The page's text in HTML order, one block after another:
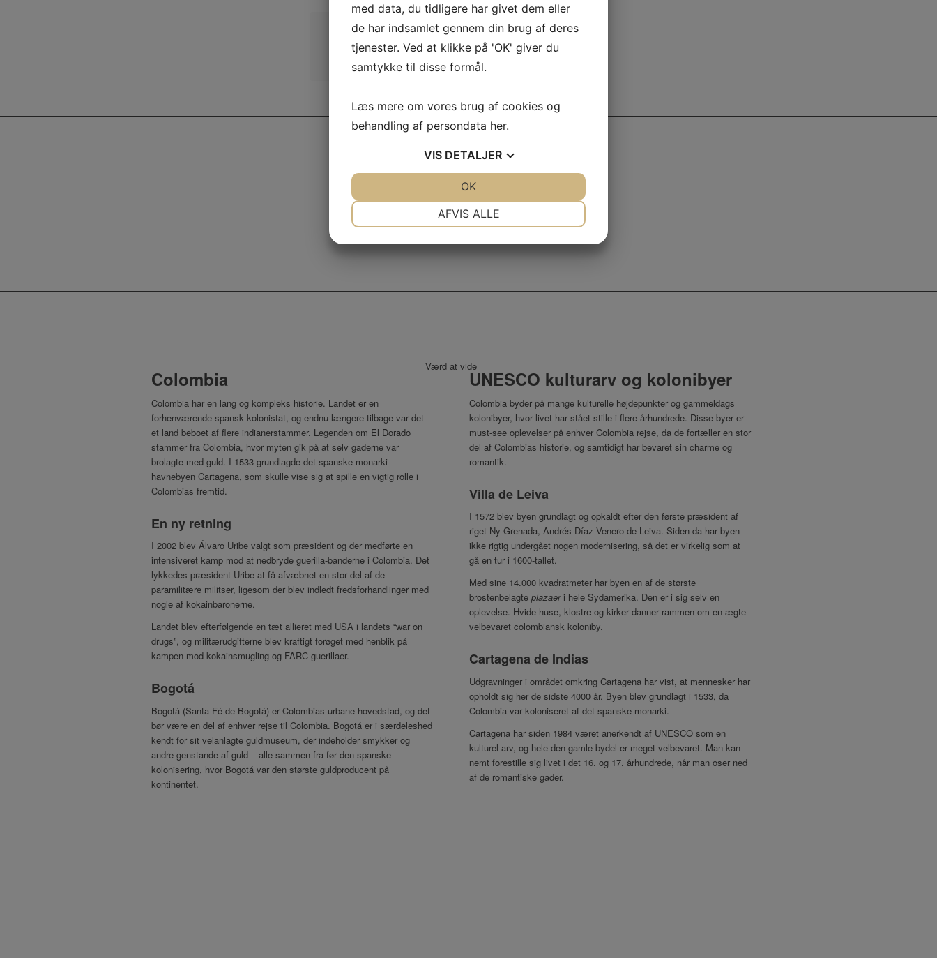
Kultur og karneval (kun i februar)
Individuelt – uden dansk rejseleder
Værd at vide
Colombia
Colombia har en lang og kompleks historie. Landet er en
forhenværende spansk kolonistat, og endnu længere tilbage var det
et land beboet af flere indianerstammer. Legenden om El Dorado
stammer fra Colombia, hvor myten gik på at selv gaderne var
brolagte med guld. I 1533 grundlagde det spanske monarki
havnebyen Cartagena, som skulle vise sig at spille en vigtig rolle i
Colombias fremtid.
En ny retning
I 2002 blev Álvaro Uribe valgt som præsident og der medførte en
intensiveret kamp mod at nedbryde guerilla-banderne i Colombia. Det
lykkedes præsident Uribe at få afvæbnet en stor del af de
paramilitære militser, ligesom der blev indledt fredsforhandlinger med
nogle af kokainbaronerne.
Landet blev efterfølgende en tæt allieret med USA i landets “war on
drugs”, og militærudgifterne blev kraftigt forøget med henblik på
kampen mod kokainsmugling og FARC-guerillaer.
Bogotá
Bogotá (Santa Fé de Bogotá) er Colombias urbane hovedstad, og det
bør være en del af enhver rejse til Colombia. Bogotá er i særdeleshed
kendt for sit velanlagte guldmuseum, der indeholder smykker og
andre genstande af guld – alle sammen fra før den spanske
kolonisering, hvor Bogotá var den største guldproducent på
kontinentet.
UNESCO kulturarv og kolonibyer
Colombia byder på mange kulturelle højdepunkter og gammeldags
kolonibyer, hvor livet har stået stille i flere århundrede. Disse byer er
must-see oplevelser på enhver Colombia rejse, da de fortæller en stor
del af Colombias historie, og samtidigt har bevaret sin charme og
romantik.
Villa de Leiva
I 1572 blev byen grundlagt og opkaldt efter den første præsident af
riget Ny Grenada, Andrés Díaz Venero de Leiva. Siden da har byen
ikke rigtig undergået nogen modernisering, så det er virkelig som at
gå en tur i 1600-tallet.
Med sine 14.000 kvadratmeter har byen en af de største
brostenbelagte plazaeri hele Sydamerika. Den er i sig selv en
oplevelse. Hvide huse, klostre og kirker danner rammen om en ægte
velbevaret colombiansk koloniby.
Cartagena de Indias
Udgravninger i området omkring Cartagena har vist, at mennesker har
opholdt sig her de sidste 4000 år. Byen blev grundlagt i 1533, da
Colombia var koloniseret af det spanske monarki.
Cartagena har siden 1984 været anerkendt af UNESCO som en
kulturel arv, og hele den gamle bydel er meget velbevaret. Man kan
nemt forestille sig livet i det 16. og 17. århundrede, når man oser ned
af de romantiske gader.
med data, du tidligere har givet dem eller
de har indsamlet gennem din brug af deres
tjenester. Ved at klikke på 'OK' giver du
samtykke til disse formål.
Læs mere om vores brug af cookies og
behandling af persondata her.
VIS DETALJER
AFVIS ALLE
OK